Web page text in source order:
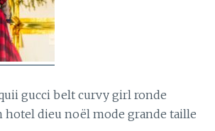
gucci belt curvy girl ronde
hotel dieu noël mode grande taille